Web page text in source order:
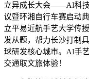
立异成长大会——AI科技
议暨环湘自行车赛启动
立平易近航手艺大学传
发从题，帮力长沙打制
球研发核心城市。AI手
交通取文旅体验！